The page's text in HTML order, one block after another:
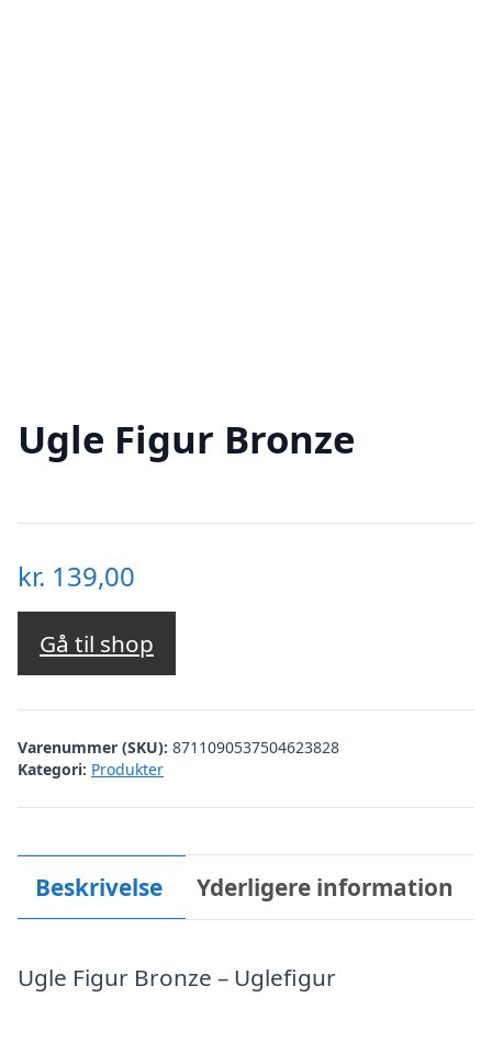
Ugle Figur Bronze
kr. 139,00
Gå til shop
Varenummer (SKU): 8711090537504623828
Kategori: Produkter
Beskrivelse Yderligere information
Ugle Figur Bronze – Uglefigur